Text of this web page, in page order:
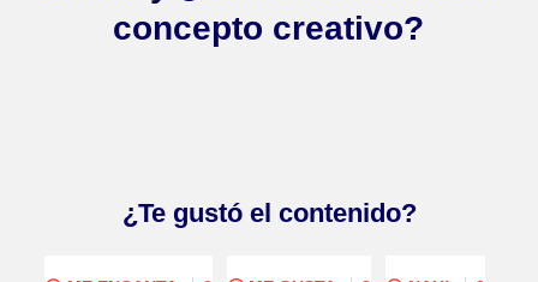
concepto creativo?
¿Te gustó el contenido?